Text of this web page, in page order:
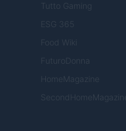
Tutto Gaming
ESG 365
Food Wiki
FuturoDonna
HomeMagazine
SecondHomeMagazine